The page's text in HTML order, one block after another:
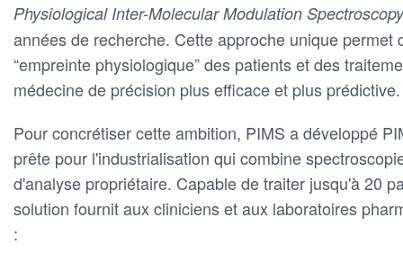
Physiological Inter-Molecular Modulation
années de recherche. Cette approche unique permet
“empreinte physiologique” des patients et des
médecine de précision plus efficace et plus prédictive.
Pour concrétiser cette ambition, PIMS a développé
prête pour l'industrialisation qui combine
d'analyse propriétaire. Capable de traiter jusqu'à 20
solution fournit aux cliniciens et aux laboratoires
: